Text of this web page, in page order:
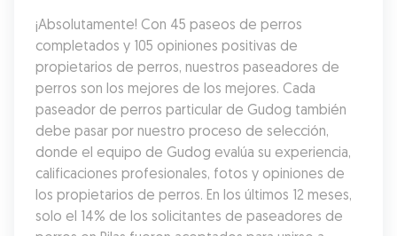
¡Absolutamente! Con 45 paseos de perros
completados y 105 opiniones positivas de
propietarios de perros, nuestros paseadores de
perros son los mejores de los mejores. Cada
paseador de perros particular de Gudog también
debe pasar por nuestro proceso de selección,
donde el equipo de Gudog evalúa su experiencia,
calificaciones profesionales, fotos y opiniones de
los propietarios de perros. En los últimos 12 meses,
solo el 14% de los solicitantes de paseadores de